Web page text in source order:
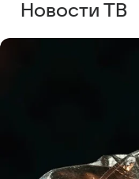
Новости ТВ